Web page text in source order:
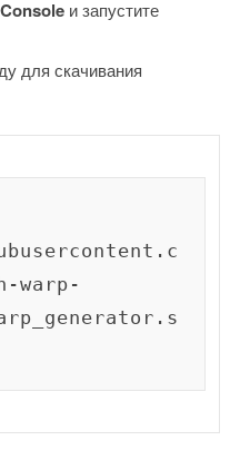
и запустите
для скачивания
warp-